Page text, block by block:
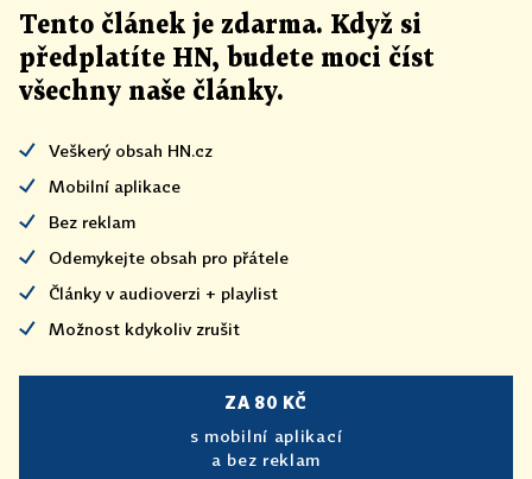
Tento článek je zdarma. Když si
předplatíte HN, budete moci číst
všechny naše články.
Veškerý obsah HN.cz
Mobilní aplikace
Bez reklam
Odemykejte obsah pro přátele
Články v audioverzi + playlist
Možnost kdykoliv zrušit
ZA 80 KČ
s mobilní aplikací
a bez reklam